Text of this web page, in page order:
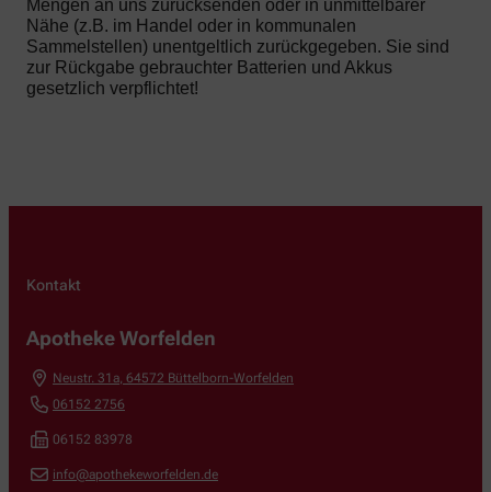
Mengen an uns zurücksenden oder in unmittelbarer
Nähe (z.B. im Handel oder in kommunalen
Sammelstellen) unentgeltlich zurückgegeben. Sie sind
zur Rückgabe gebrauchter Batterien und Akkus
gesetzlich verpflichtet!
Kontakt
Apotheke Worfelden
Neustr. 31a, 64572 Büttelborn-Worfelden
06152 2756
06152 83978
info@apothekeworfelden.de